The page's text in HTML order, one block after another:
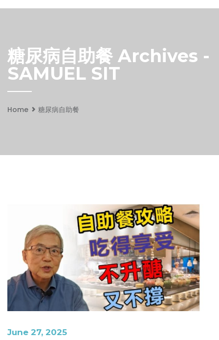
糖尿病自助餐 Archives -
SAMUEL SIT
Home 糖尿病自助餐
June 27, 2025